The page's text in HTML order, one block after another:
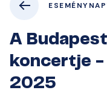
A
koncertje -
2025